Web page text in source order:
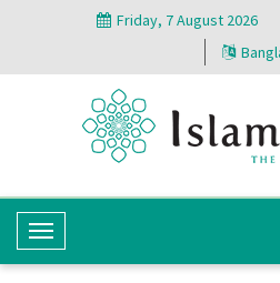
Friday, 7 August 2026
T
o